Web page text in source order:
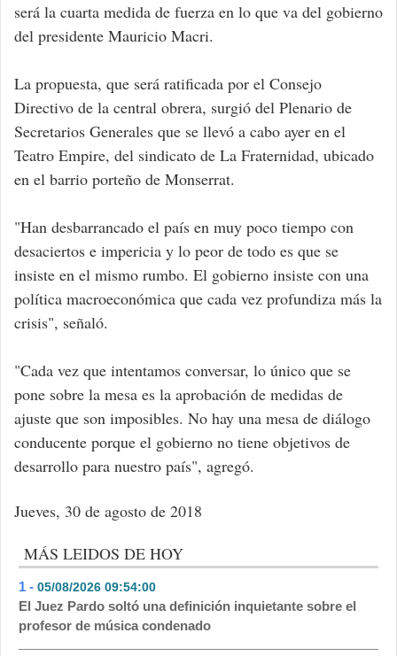
será la cuarta medida de fuerza en lo que va del gobierno
del presidente Mauricio Macri.
La propuesta, que será ratificada por el Consejo
Directivo de la central obrera, surgió del Plenario de
Secretarios Generales que se llevó a cabo ayer en el
Teatro Empire, del sindicato de La Fraternidad, ubicado
en el barrio porteño de Monserrat.
"Han desbarrancado el país en muy poco tiempo con
desaciertos e impericia y lo peor de todo es que se
insiste en el mismo rumbo. El gobierno insiste con una
política macroeconómica que cada vez profundiza más la
crisis", señaló.
"Cada vez que intentamos conversar, lo único que se
pone sobre la mesa es la aprobación de medidas de
ajuste que son imposibles. No hay una mesa de diálogo
conducente porque el gobierno no tiene objetivos de
desarrollo para nuestro país", agregó.
Jueves, 30 de agosto de 2018
MÁS LEIDOS DE HOY
1 - 05/08/2026 09:54:00
El Juez Pardo soltó una definición inquietante sobre el
profesor de música condenado